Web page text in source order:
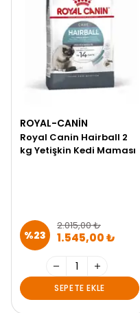
ROYAL-CANIN
Royal Canin Hairball 2
kg Yetişkin Kedi Maması
%23
2.015,00 ₺
1.545,00 ₺
SEPETE EKLE